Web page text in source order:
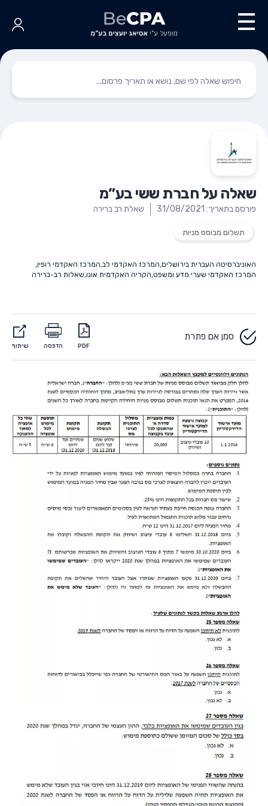
שאלה על חברת ששי בע”מ
פורסם בתאריך: 31/08/2021 שאלת רב ברירה
תשלום מבוסס מניות
האוניברסיטה העברית בירושלים,המרכז האקדמי לב,המרכז האקדמי רופין,
המרכז האקדמי שערי מדע ומשפט,הקריה האקדמית אונו,שאלות רב-ברירה
סמן אם פתרת
PDF הדפסה שיתוף